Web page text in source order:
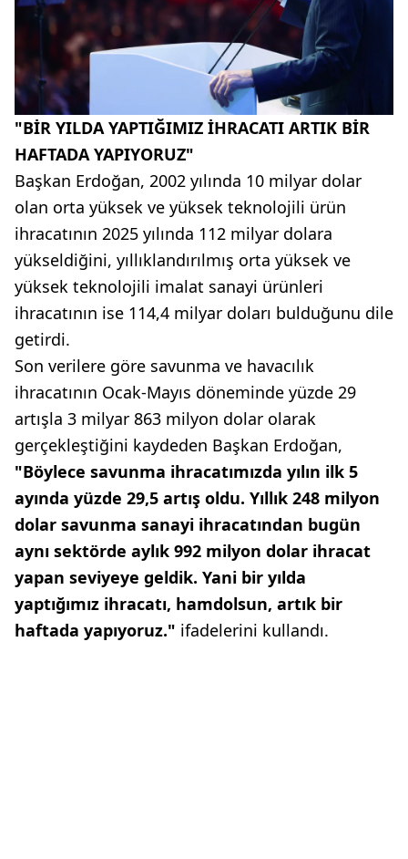
"BİR YILDA YAPTIĞIMIZ İHRACATI ARTIK BİR
HAFTADA YAPIYORUZ"
Başkan Erdoğan, 2002 yılında 10 milyar dolar
olan orta yüksek ve yüksek teknolojili ürün
ihracatının 2025 yılında 112 milyar dolara
yükseldiğini, yıllıklandırılmış orta yüksek ve
yüksek teknolojili imalat sanayi ürünleri
ihracatının ise 114,4 milyar doları bulduğunu dile
getirdi.
Son verilere göre savunma ve havacılık
ihracatının Ocak-Mayıs döneminde yüzde 29
artışla 3 milyar 863 milyon dolar olarak
gerçekleştiğini kaydeden Başkan Erdoğan,
"Böylece savunma ihracatımızda yılın ilk 5
ayında yüzde 29,5 artış oldu. Yıllık 248 milyon
dolar savunma sanayi ihracatından bugün
aynı sektörde aylık 992 milyon dolar ihracat
yapan seviyeye geldik. Yani bir yılda
yaptığımız ihracatı, hamdolsun, artık bir
haftada yapıyoruz." ifadelerini kullandı.